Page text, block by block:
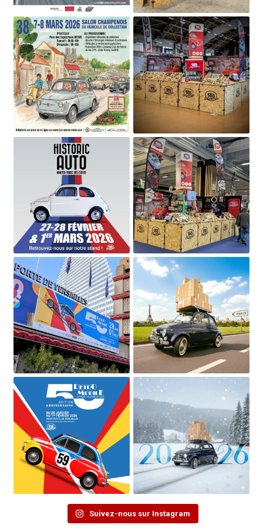
Suivez-nous sur Instagram